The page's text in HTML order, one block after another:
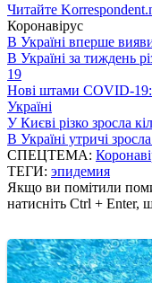
Читайте
Коронавірус
В Україні вперше
В Україні за тиждень
19
Нові штами COVID-19:
Україні
У Києві різко зросла
В Україні утричі
СПЕЦТЕМА:
ТЕГИ: эпидемия
Якщо ви помітили
натисніть Ctrl + Enter,